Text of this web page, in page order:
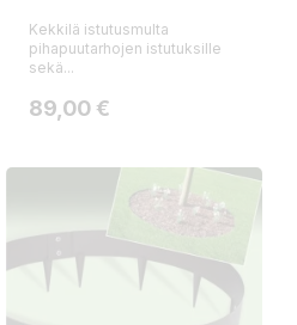
Kekkilä istutusmulta
pihapuutarhojen istutuksille
sekä...
Hinta
89,00 €